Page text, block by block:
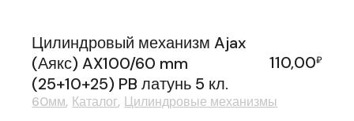
Цилиндровый механизм Ajax
(Аякс) AX100/60 mm
(25+10+25) PB латунь 5 кл.
110,00₽
60мм Каталог Цилиндровые механизмы